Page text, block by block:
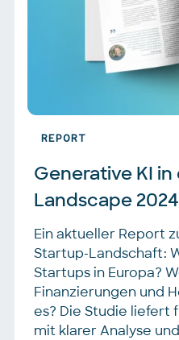
REPORT
Generative KI
Landscape 2024
Ein aktueller Report
Startup-Landschaft:
Startups in Europa?
Finanzierungen und
es? Die Studie
mit klarer Analyse und